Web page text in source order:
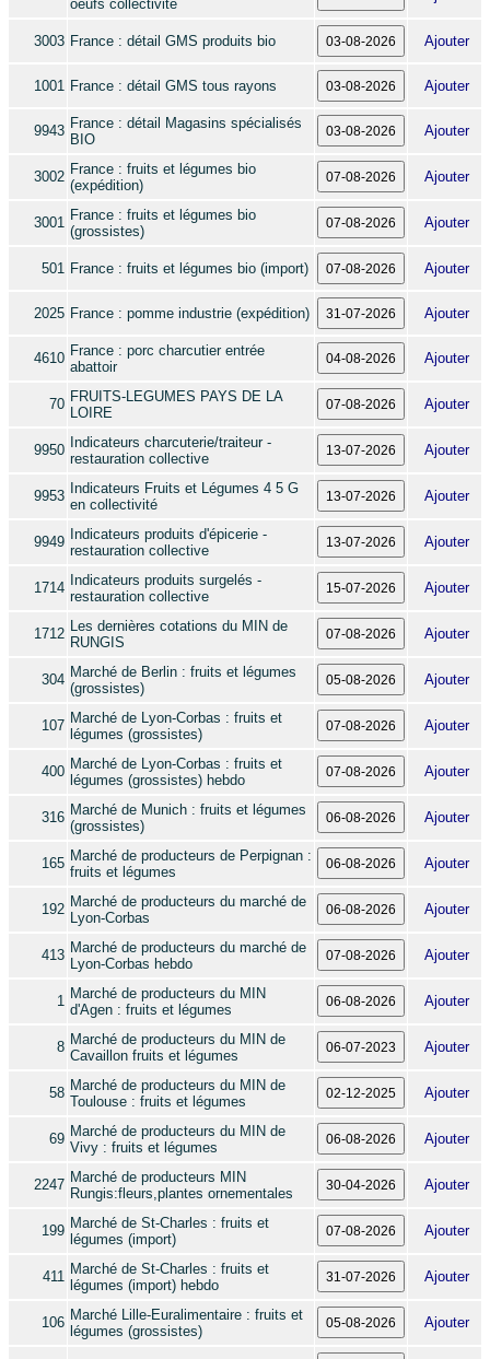
oeufs collectivité
3003 France : détail GMS produits bio Ajouter
1001 France : détail GMS tous rayons Ajouter
9943 France : détail Magasins spécialisés
BIO
Ajouter
3002 France : fruits et légumes bio
(expédition)
Ajouter
3001 France : fruits et légumes bio
(grossistes)
Ajouter
501 France : fruits et légumes bio (import) Ajouter
2025 France : pomme industrie (expédition) Ajouter
4610 France : porc charcutier entrée
abattoir
Ajouter
70 FRUITS-LEGUMES PAYS DE LA
LOIRE
Ajouter
9950 Indicateurs charcuterie/traiteur -
restauration collective
Ajouter
9953 Indicateurs Fruits et Légumes 4 5 G
en collectivité
Ajouter
9949 Indicateurs produits d'épicerie -
restauration collective
Ajouter
1714 Indicateurs produits surgelés -
restauration collective
Ajouter
1712 Les dernières cotations du MIN de
RUNGIS
Ajouter
304 Marché de Berlin : fruits et légumes
(grossistes)
Ajouter
107 Marché de Lyon-Corbas : fruits et
légumes (grossistes)
Ajouter
400 Marché de Lyon-Corbas : fruits et
légumes (grossistes) hebdo
Ajouter
316 Marché de Munich : fruits et légumes
(grossistes)
Ajouter
165 Marché de producteurs de Perpignan :
fruits et légumes
Ajouter
192 Marché de producteurs du marché de
Lyon-Corbas
Ajouter
413 Marché de producteurs du marché de
Lyon-Corbas hebdo
Ajouter
1 Marché de producteurs du MIN
d'Agen : fruits et légumes
Ajouter
8 Marché de producteurs du MIN de
Cavaillon fruits et légumes
Ajouter
58 Marché de producteurs du MIN de
Toulouse : fruits et légumes
Ajouter
69 Marché de producteurs du MIN de
Vivy : fruits et légumes
Ajouter
2247 Marché de producteurs MIN
Rungis:fleurs,plantes ornementales
Ajouter
199 Marché de St-Charles : fruits et
légumes (import)
Ajouter
411 Marché de St-Charles : fruits et
légumes (import) hebdo
Ajouter
106 Marché Lille-Euralimentaire : fruits et
légumes (grossistes)
Ajouter